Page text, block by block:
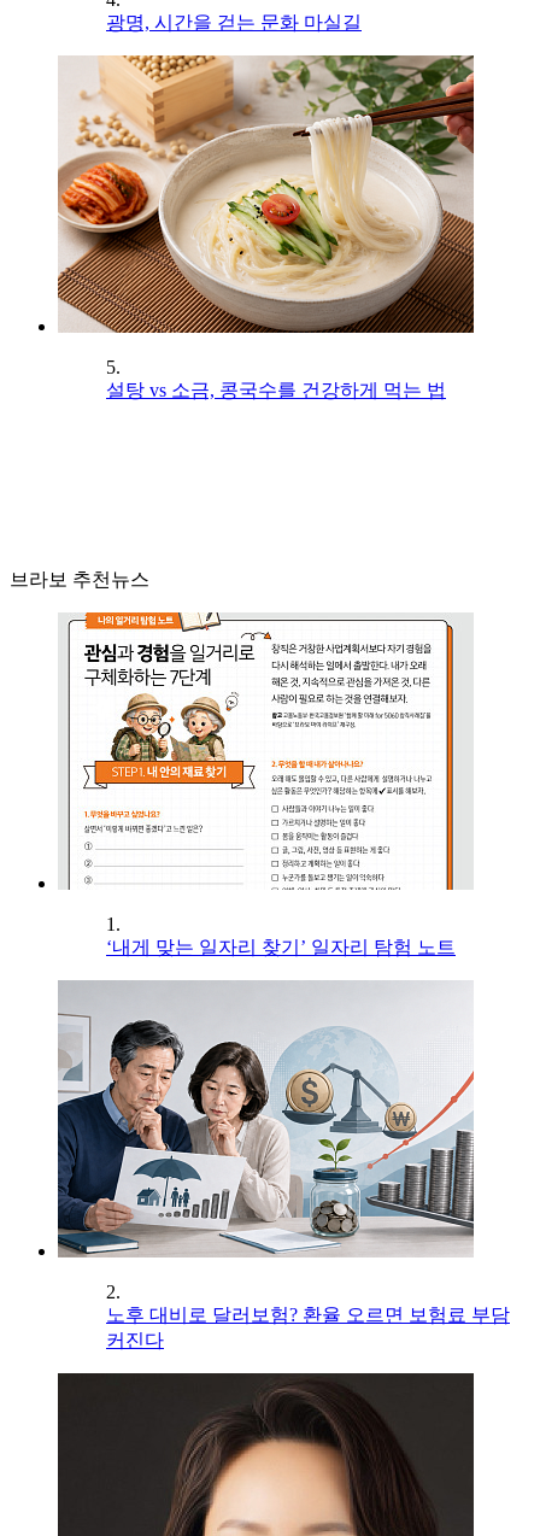
광명, 시간을 걷는 문화 마실길
5.
설탕 vs 소금, 콩국수를 건강하게 먹는 법
브라보 추천뉴스
1.
‘내게 맞는 일자리 찾기’ 일자리 탐험 노트
2.
노후 대비로 달러보험? 환율 오르면 보험료 부담
커진다